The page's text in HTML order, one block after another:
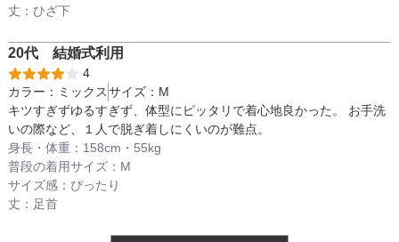
ファスナー
骨格タイプ
丈： ひざ下
20代 結婚式利用
4
カラー： ミックスサイズ： M
キツすぎずゆるすぎず、体型にピッタリで着心地良かった。 お手洗
いの際など、１人で脱ぎ着しにくいのが難点。
身長・体重： 158cm・ 55kg
普段の着用サイズ： M
サイズ感： ぴったり
丈： 足首